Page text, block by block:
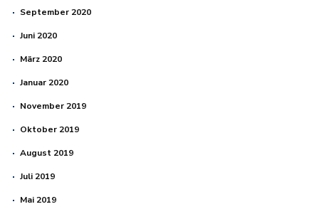
September 2020
Juni 2020
März 2020
Januar 2020
November 2019
Oktober 2019
August 2019
Juli 2019
Mai 2019